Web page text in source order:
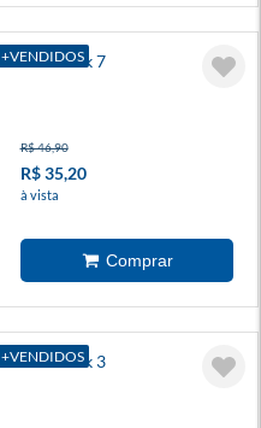
+VENDIDOS
Blue Lock 7
R$ 46,90
R$ 35,20
à vista
+VENDIDOS
Blue Lock 3